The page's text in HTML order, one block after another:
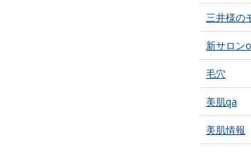
三井様の
新サロン
毛穴
美肌qa
美肌情報